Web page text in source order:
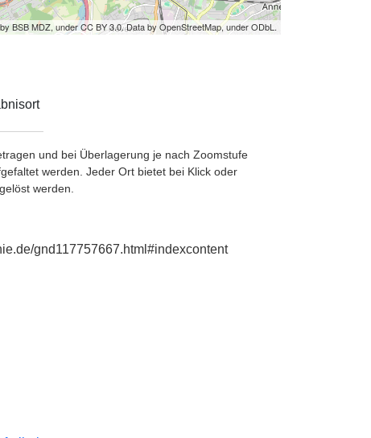
BSB MDZ, under CC BY 3.0. Data by OpenStreetMap, under ODbL.
und bei Überlagerung je nach Zoomstufe
werden. Jeder Ort bietet bei Klick oder
werden.
gnd117757667.html#indexcontent